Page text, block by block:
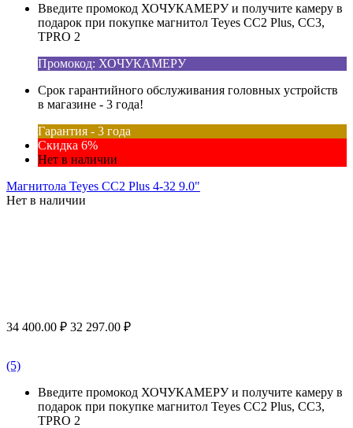
Введите промокод ХОЧУКАМЕРУ и получите камеру в
подарок при покупке магнитол Teyes CC2 Plus, CC3,
TPRO 2
Промокод: ХОЧУКАМЕРУ
Срок гарантийного обслуживания головных устройств
в магазине - 3 года!
Гарантия - 3 года
Скидка 6%
Нет в наличии
Магнитола Teyes CC2 Plus 4-32 9.0"
Нет в наличии
34 400.00 ₽ 32 297.00 ₽
(5)
Введите промокод ХОЧУКАМЕРУ и получите камеру в
подарок при покупке магнитол Teyes CC2 Plus, CC3,
TPRO 2